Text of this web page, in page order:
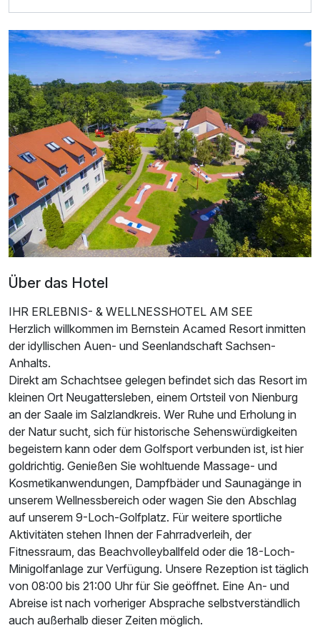
Ausstattung
Zusatznächte
Für 6 Tage p.P. ab449,00 €
Doppelzimmer Standard
2 Erwachsene
Über das Hotel
IHR ERLEBNIS- & WELLNESSHOTEL AM SEE
Herzlich willkommen im Bernstein Acamed Resort inmitten
der idyllischen Auen- und Seenlandschaft Sachsen-
Anhalts.
Direkt am Schachtsee gelegen befindet sich das Resort im
kleinen Ort Neugattersleben, einem Ortsteil von Nienburg
an der Saale im Salzlandkreis. Wer Ruhe und Erholung in
der Natur sucht, sich für historische Sehenswürdigkeiten
begeistern kann oder dem Golfsport verbunden ist, ist hier
goldrichtig. Genießen Sie wohltuende Massage- und
Kosmetikanwendungen, Dampfbäder und Saunagänge in
unserem Wellnessbereich oder wagen Sie den Abschlag
auf unserem 9-Loch-Golfplatz. Für weitere sportliche
Aktivitäten stehen Ihnen der Fahrradverleih, der
Fitnessraum, das Beachvolleyballfeld oder die 18-Loch-
Minigolfanlage zur Verfügung. Unsere Rezeption ist täglich
von 08:00 bis 21:00 Uhr für Sie geöffnet. Eine An- und
Abreise ist nach vorheriger Absprache selbstverständlich
auch außerhalb dieser Zeiten möglich.